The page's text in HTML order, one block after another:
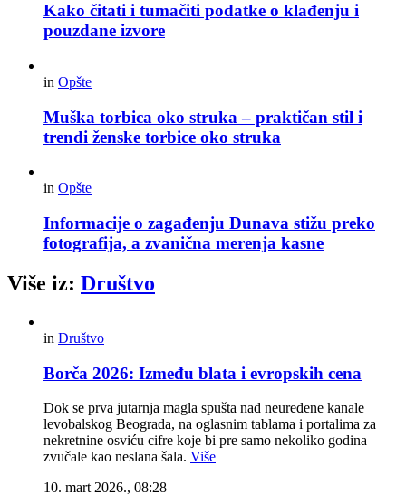
Kako čitati i tumačiti podatke o klađenju i
pouzdane izvore
in Opšte
Muška torbica oko struka – praktičan stil i
trendi ženske torbice oko struka
in Opšte
Informacije o zagađenju Dunava stižu preko
fotografija, a zvanična merenja kasne
Više iz: Društvo
in Društvo
Borča 2026: Između blata i evropskih cena
Dok se prva jutarnja magla spušta nad neuređene kanale
levobalskog Beograda, na oglasnim tablama i portalima za
nekretnine osviću cifre koje bi pre samo nekoliko godina
zvučale kao neslana šala. Više
10. mart 2026., 08:28